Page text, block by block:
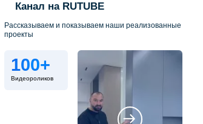
Канал на RUTUBE
Рассказываем и показываем наши реализованные
проекты
100+
Видеороликов